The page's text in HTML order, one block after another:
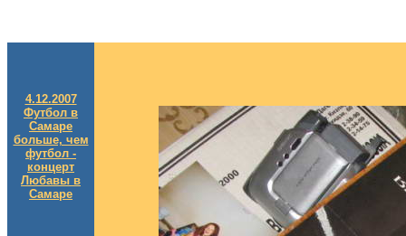
4.12.2007
Футбол в
Самаре
больше, чем
футбол -
концерт
Любавы в
Самаре